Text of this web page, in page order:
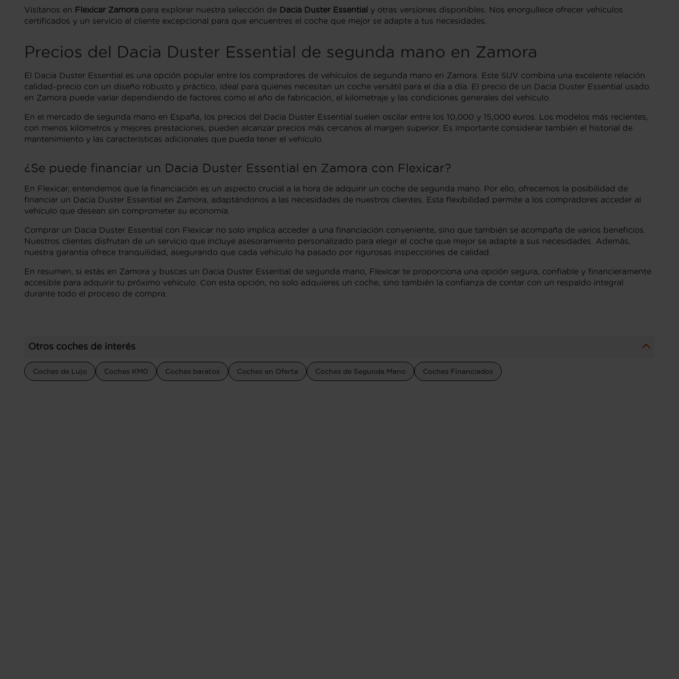
Visítanos en Flexicar Zamora para explorar nuestra selección de Dacia Duster Essential y otras versiones disponibles. Nos enorgullece ofrecer vehículos
certificados y un servicio al cliente excepcional para que encuentres el coche que mejor se adapte a tus necesidades.
Precios del Dacia Duster Essential de segunda mano en Zamora
El Dacia Duster Essential es una opción popular entre los compradores de vehículos de segunda mano en Zamora. Este SUV combina una excelente relación
calidad-precio con un diseño robusto y práctico, ideal para quienes necesitan un coche versátil para el día a día. El precio de un Dacia Duster Essential usado
en Zamora puede variar dependiendo de factores como el año de fabricación, el kilometraje y las condiciones generales del vehículo.
En el mercado de segunda mano en España, los precios del Dacia Duster Essential suelen oscilar entre los 10,000 y 15,000 euros. Los modelos más recientes,
con menos kilómetros y mejores prestaciones, pueden alcanzar precios más cercanos al margen superior. Es importante considerar también el historial de
mantenimiento y las características adicionales que pueda tener el vehículo.
¿Se puede financiar un Dacia Duster Essential en Zamora con Flexicar?
En Flexicar, entendemos que la financiación es un aspecto crucial a la hora de adquirir un coche de segunda mano. Por ello, ofrecemos la posibilidad de
financiar un Dacia Duster Essential en Zamora, adaptándonos a las necesidades de nuestros clientes. Esta flexibilidad permite a los compradores acceder al
vehículo que desean sin comprometer su economía.
Comprar un Dacia Duster Essential con Flexicar no solo implica acceder a una financiación conveniente, sino que también se acompaña de varios beneficios.
Nuestros clientes disfrutan de un servicio que incluye asesoramiento personalizado para elegir el coche que mejor se adapte a sus necesidades. Además,
nuestra garantía ofrece tranquilidad, asegurando que cada vehículo ha pasado por rigurosas inspecciones de calidad.
En resumen, si estás en Zamora y buscas un Dacia Duster Essential de segunda mano, Flexicar te proporciona una opción segura, confiable y financieramente
accesible para adquirir tu próximo vehículo. Con esta opción, no solo adquieres un coche, sino también la confianza de contar con un respaldo integral
durante todo el proceso de compra.
Otros coches de interés
Coches de Lujo Coches KM0 Coches baratos Coches en Oferta Coches de Segunda Mano Coches Financiados